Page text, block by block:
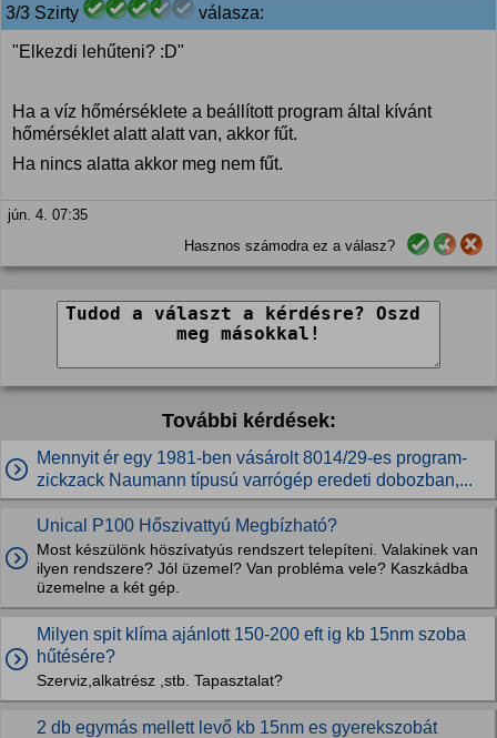
3/3 Szirty válasza:
"Elkezdi lehűteni? :D"
Ha a víz hőmérséklete a beállított program által kívánt
hőmérséklet alatt alatt van, akkor fűt.
Ha nincs alatta akkor meg nem fűt.
jún. 4. 07:35
Hasznos számodra ez a válasz?
További kérdések:
Mennyit ér egy 1981-ben vásárolt 8014/29-es program-
zickzack Naumann típusú varrógép eredeti dobozban,...
Unical P100 Hőszivattyú Megbízható?
Most készülönk höszívatyús rendszert telepíteni. Valakinek van
ilyen rendszere? Jól üzemel? Van probléma vele? Kaszkádba
üzemelne a két gép.
Milyen spit klíma ajánlott 150-200 eft ig kb 15nm szoba
hűtésére?
Szerviz,alkatrész ,stb. Tapasztalat?
2 db egymás mellett levő kb 15nm es gyerekszobát